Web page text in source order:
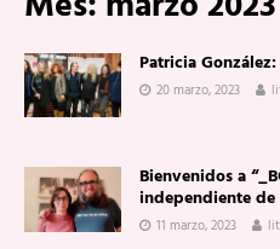
Patricia
20 marzo, 2023
Bienvenidos a
independiente
11 marzo, 2023